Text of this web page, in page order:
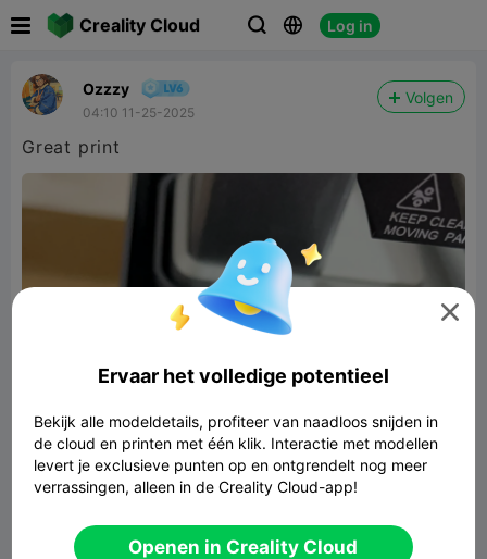
Creality Cloud   Log in
Ozzzy
04:10 11-25-2025
Volgen
Great print

Ervaar het volledige potentieel
Bekijk alle modeldetails, profiteer van naadloos snijden in
de cloud en printen met één klik. Interactie met modellen
levert je exclusieve punten op en ontgrendelt nog meer
verrassingen, alleen in de Creality Cloud-app!
Openen in Creality Cloud